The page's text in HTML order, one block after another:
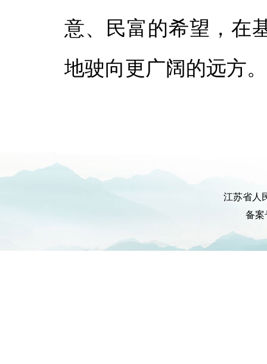
意、民富的希望，在
地驶向更广阔的远方。
江苏省人
备案